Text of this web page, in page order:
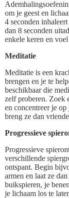
om je geest en
4 seconden
dan 8 seconden
enkele keren en
Meditatie
Meditatie is een
brengen en je te
beschikbaar die
zelf proberen. Zoek
en concentreer je
breng ze dan
Progressieve
Progressieve
verschillende
ontspant. Begin
armen en laat ze
buikspieren, je
je lichaam los te